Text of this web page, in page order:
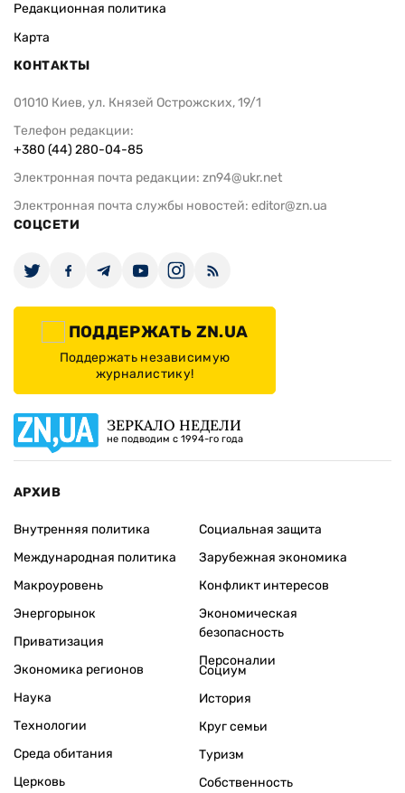
Редакционная политика
Карта
КОНТАКТЫ
01010 Киев, ул. Князей Острожских, 19/1
Телефон редакции:
+380 (44) 280-04-85
Электронная почта редакции: zn94@ukr.net
Электронная почта службы новостей: editor@zn.ua
СОЦСЕТИ
ПОДДЕРЖАТЬ ZN.UA
Поддержать независимую
журналистику!
ЗЕРКАЛО НЕДЕЛИ
не подводим с 1994-го года
АРХИВ
Внутренняя политика
Международная политика
Макроуровень
Энергорынок
Приватизация
Экономика регионов
Социальная защита
Зарубежная экономика
Конфликт интересов
Экономическая
безопасность
Персоналии
Наука
Технологии
Среда обитания
Церковь
Социум
История
Круг семьи
Туризм
Собственность